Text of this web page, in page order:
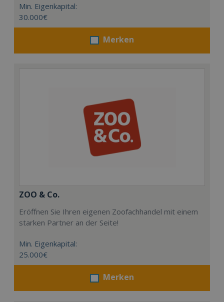
Min. Eigenkapital:
30.000€
Merken
ZOO & Co.
Eröffnen Sie Ihren eigenen Zoofachhandel mit einem
starken Partner an der Seite!
Min. Eigenkapital:
25.000€
Merken